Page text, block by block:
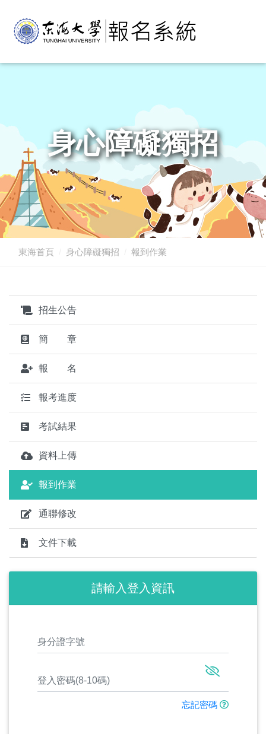
身心障礙獨招
東海首頁 身心障礙獨招 報到作業
招生公告
簡 章
報 名
報考進度
考試結果
資料上傳
報到作業
通聯修改
文件下載
請輸入登入資訊
忘記密碼